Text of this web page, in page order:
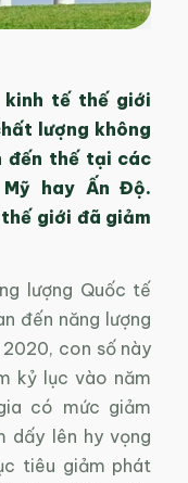
tế thế giới
lượng không
đến thế tại các
hay Ấn Độ.
giới đã giảm
lượng Quốc tế
đến năng lượng
con số này
kỷ lục vào năm
có mức giảm
dấy lên hy vọng
tiêu giảm phát